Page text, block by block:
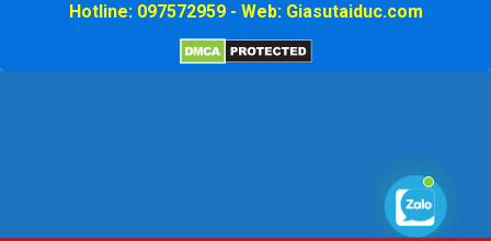
Hotline: 097572959 - Web: Giasutaiduc.com